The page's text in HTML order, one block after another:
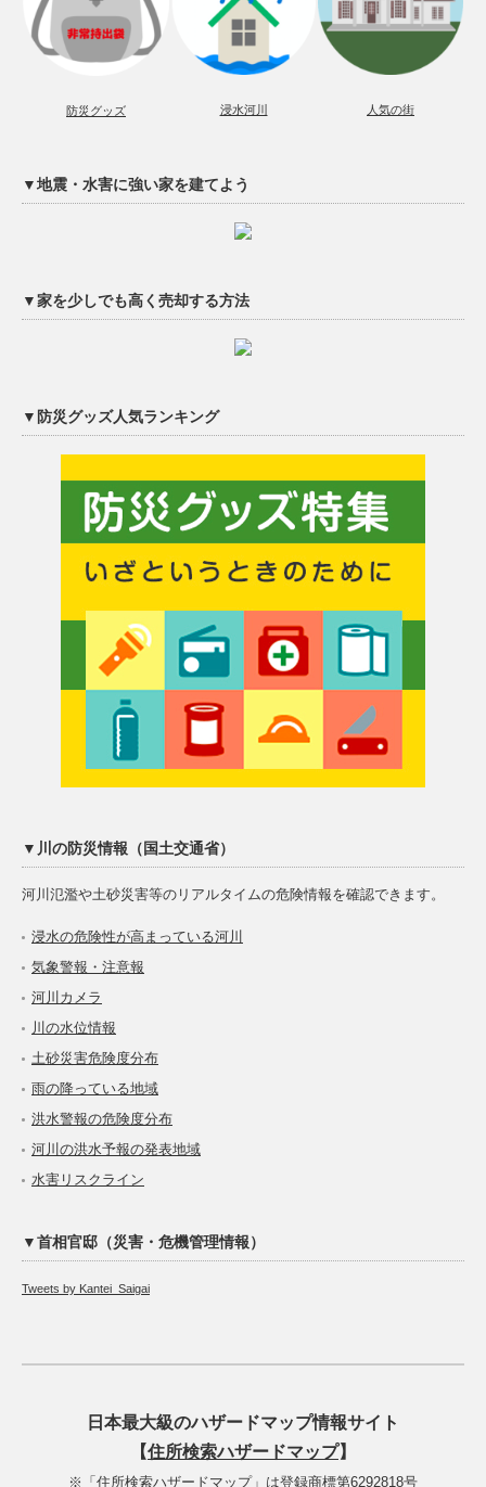
防災グッズ 浸水河川 人気の街
▼地震・水害に強い家を建てよう
▼家を少しでも高く売却する方法
▼防災グッズ人気ランキング
▼川の防災情報（国土交通省）
河川氾濫や土砂災害等のリアルタイムの危険情報を確認できます。
浸水の危険性が高まっている河川
気象警報・注意報
河川カメラ
川の水位情報
土砂災害危険度分布
雨の降っている地域
洪水警報の危険度分布
河川の洪水予報の発表地域
水害リスクライン
▼首相官邸（災害・危機管理情報）
Tweets by Kantei_Saigai
日本最大級のハザードマップ情報サイト
【住所検索ハザードマップ】
※「住所検索ハザードマップ」は登録商標第6292818号